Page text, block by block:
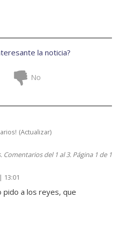
la noticia?
No
(Actualizar)
Comentarios del 1 al 3. Página 1 de 1
13:01
a los reyes, que